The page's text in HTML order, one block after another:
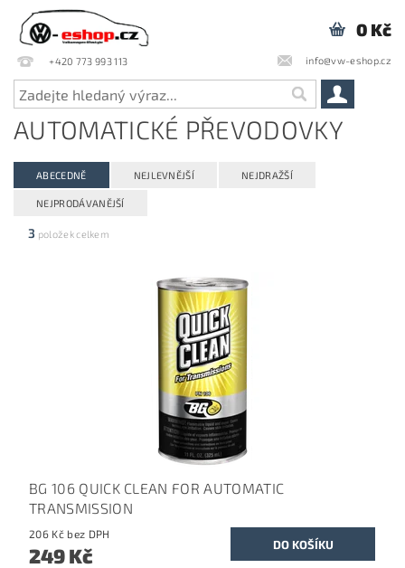
+420 773 993 113 info@vw-eshop.cz
0 Kč
AUTOMATICKÉ PŘEVODOVKY
ABECEDNĚ NEJLEVNĚJŠÍ NEJDRAŽŠÍ
NEJPRODÁVANĚJŠÍ
3 položek celkem
BG 106 QUICK CLEAN FOR AUTOMATIC
TRANSMISSION
206 Kč bez DPH
249 Kč